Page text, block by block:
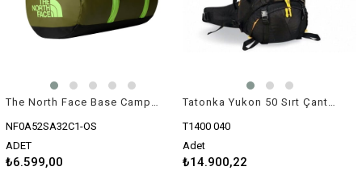
The North Face Base Camp Duffel Yeşil-Medium
NF0A52SA32C1-OS
ADET
₺6.599,00
Tatonka Yukon 50 Sırt Çantası
T1400 040
Adet
₺14.900,22